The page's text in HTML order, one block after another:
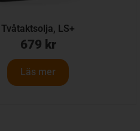
Tvåtaktsolja, LS+
679 kr
Läs mer